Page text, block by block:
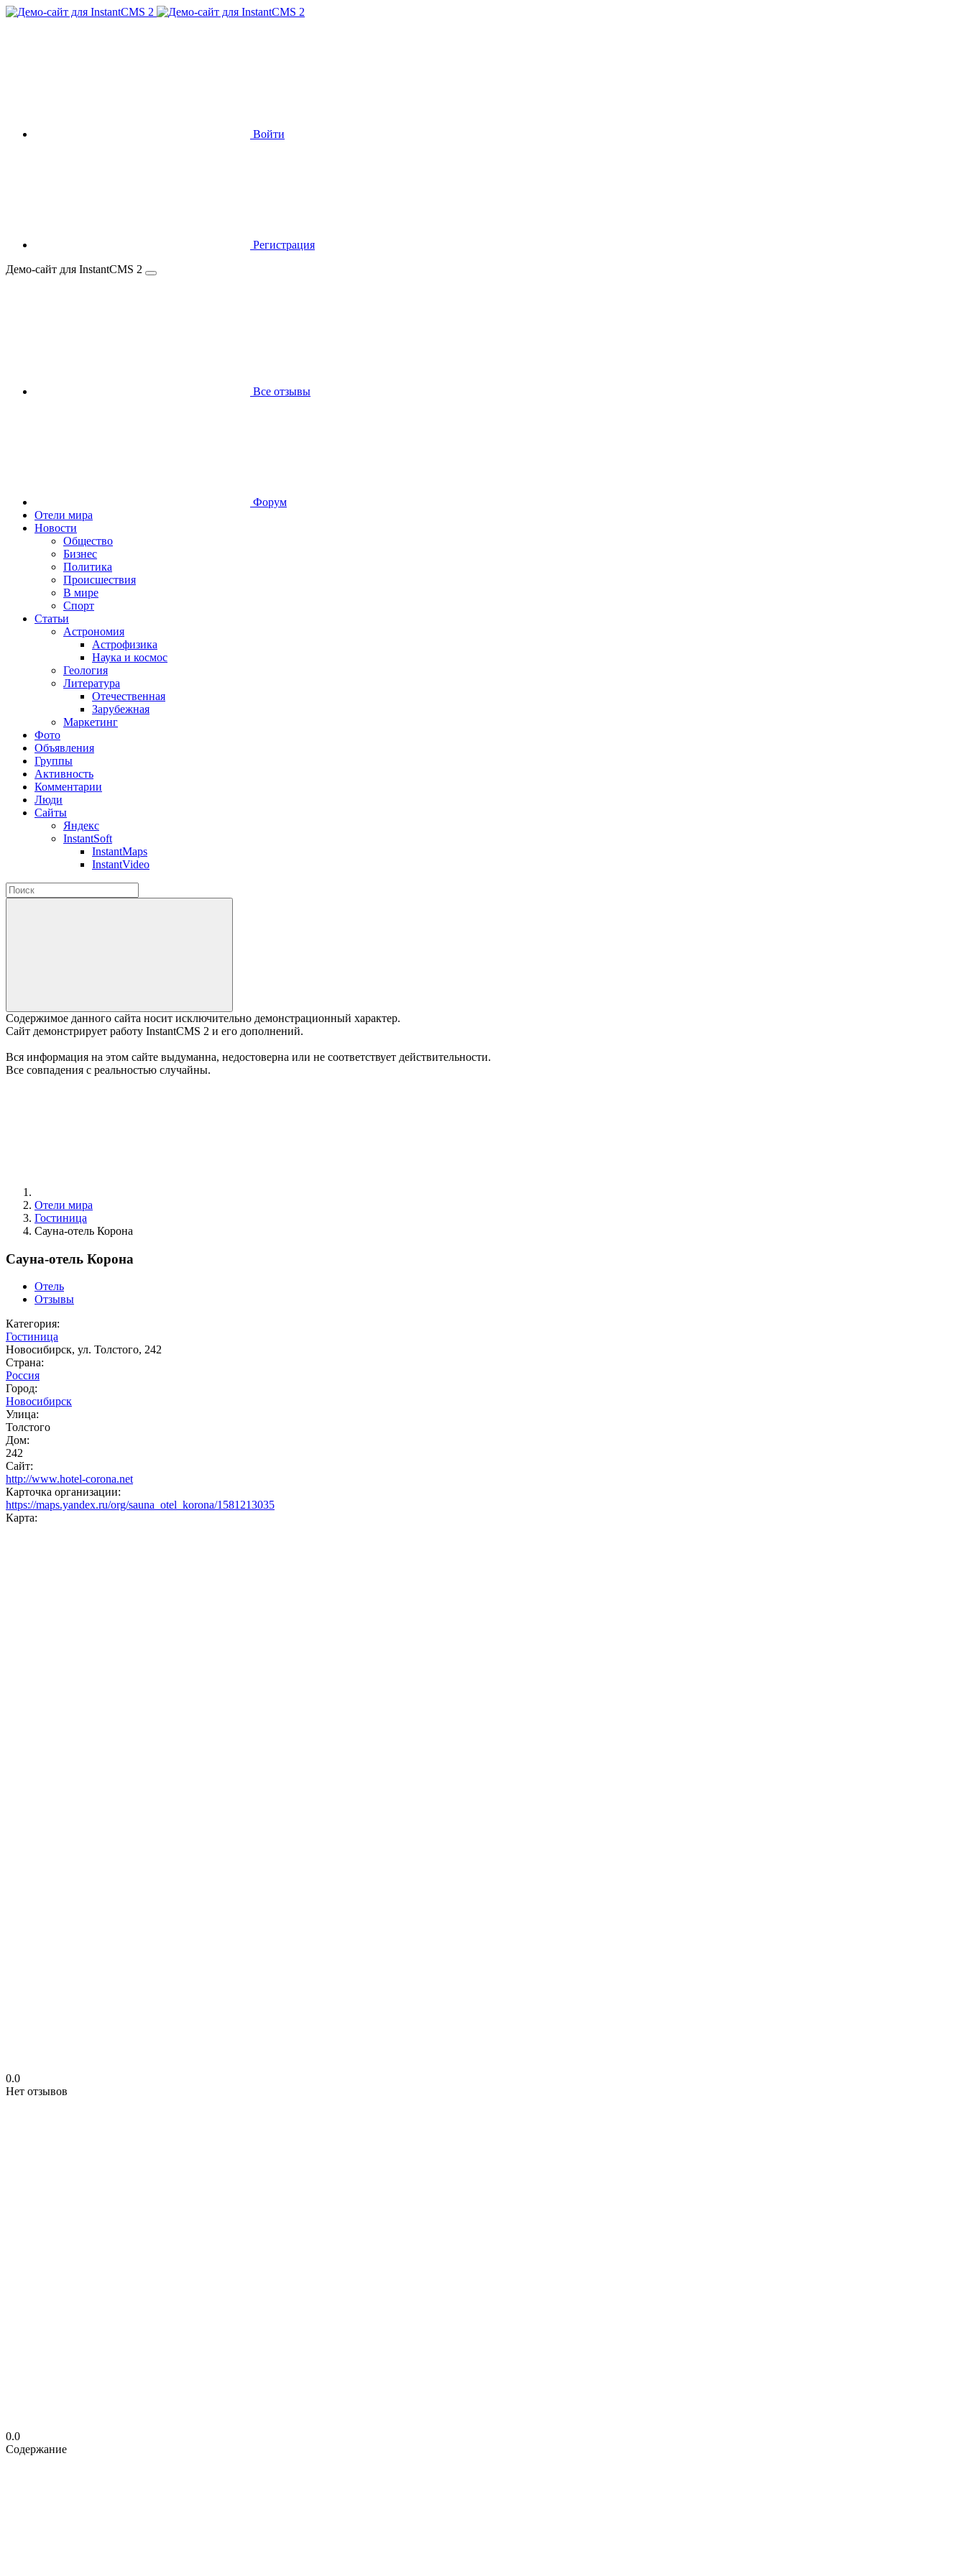
Войти
Регистрация
Демо-сайт для InstantCMS 2
Все отзывы
Форум
Отели мира
Новости
Общество
Бизнес
Политика
Происшествия
В мире
Спорт
Статьи
Астрономия
Астрофизика
Наука и космос
Геология
Литература
Отечественная
Зарубежная
Маркетинг
Фото
Объявления
Группы
Активность
Комментарии
Люди
Сайты
Яндекс
InstantSoft
InstantMaps
InstantVideo
Содержимое данного сайта носит исключительно демонстрационный характер.
Сайт демонстрирует работу InstantCMS 2 и его дополнений.
Вся информация на этом сайте выдуманна, недостоверна или не соответствует действительности.
Все совпадения с реальностью случайны.
Отели мира
Гостиница
Сауна-отель Корона
Сауна-отель Корона
Отель
Отзывы
Категория:
Гостиница
Новосибирск, ул. Толстого, 242
Страна:
Россия
Город:
Новосибирск
Улица:
Толстого
Дом:
242
Сайт:
http://www.hotel-corona.net
Карточка организации:
https://maps.yandex.ru/org/sauna_otel_korona/1581213035
Карта:
0.0
Нет отзывов
0.0
Содержание